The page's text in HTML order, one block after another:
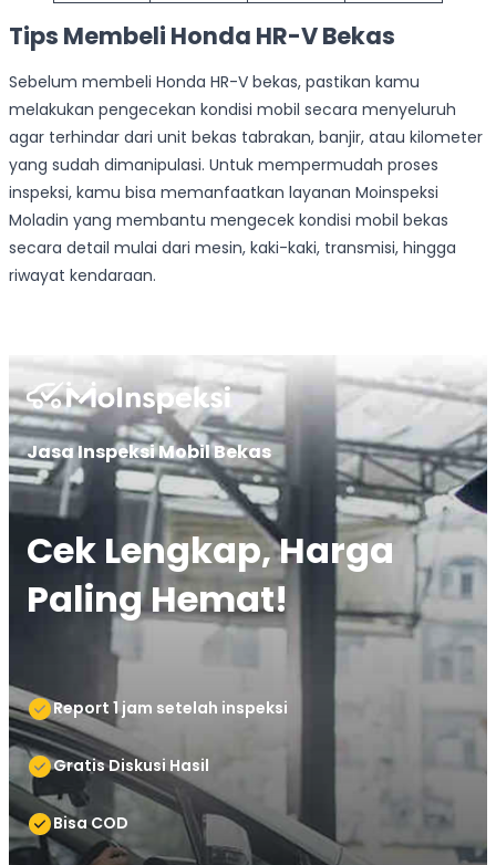
Tips Membeli Honda HR-V Bekas
Sebelum membeli Honda HR-V bekas, pastikan kamu
melakukan pengecekan kondisi mobil secara menyeluruh
agar terhindar dari unit bekas tabrakan, banjir, atau kilometer
yang sudah dimanipulasi. Untuk mempermudah proses
inspeksi, kamu bisa memanfaatkan layanan Moinspeksi
Moladin yang membantu mengecek kondisi mobil bekas
secara detail mulai dari mesin, kaki-kaki, transmisi, hingga
riwayat kendaraan.